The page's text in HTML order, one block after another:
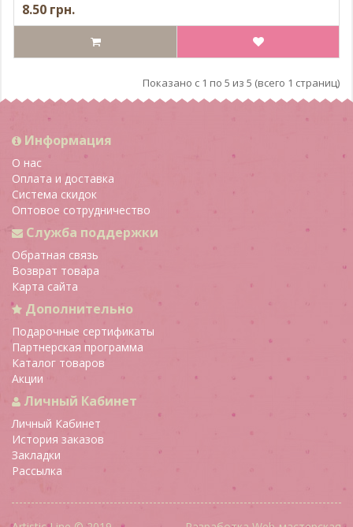
8.50 грн.
Показано с 1 по 5 из 5 (всего 1 страниц)
Информация
О нас
Оплата и доставка
Система скидок
Оптовое сотрудничество
Служба поддержки
Обратная связь
Возврат товара
Карта сайта
Дополнительно
Подарочные сертификаты
Партнерская программа
Каталог товаров
Акции
Личный Кабинет
Личный Кабинет
История заказов
Закладки
Рассылка